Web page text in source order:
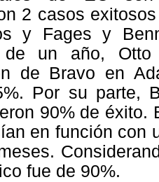
2 casos
y Fages y
de un año,
de Bravo en
Por su parte,
90% de
en función con
fue de 90%.